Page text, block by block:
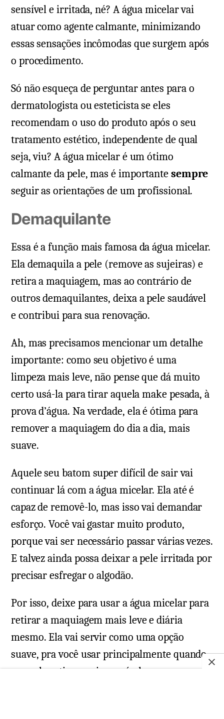
sensível e irritada, né? A água micelar vai
atuar como agente calmante, minimizando
essas sensações incômodas que surgem após
o procedimento.
Só não esqueça de perguntar antes para o
dermatologista ou esteticista se eles
recomendam o uso do produto após o seu
tratamento estético, independente de qual
seja, viu? A água micelar é um ótimo
calmante da pele, mas é importantesempre
seguir as orientações de um profissional.
Demaquilante
Essa é a função mais famosa da água micelar.
Ela demaquila a pele (remove as sujeiras) e
retira a maquiagem, mas ao contrário de
outros demaquilantes, deixa a pele saudável
e contribui para sua renovação.
Ah, mas precisamos mencionar um detalhe
importante: como seu objetivo é uma
limpeza mais leve, não pense que dá muito
certo usá-la para tirar aquela make pesada, à
prova d’água. Na verdade, ela é ótima para
remover a maquiagem do dia a dia, mais
suave.
Aquele seu batom super difícil de sair vai
continuar lá com a água micelar. Ela até é
capaz de removê-lo, mas isso vai demandar
esforço. Você vai gastar muito produto,
porque vai ser necessário passar várias vezes.
E talvez ainda possa deixar a pele irritada por
precisar esfregar o algodão.
Por isso, deixe para usar a água micelar para
retirar a maquiagem mais leve e diária
mesmo. Ela vai servir como uma opção
suave, pra você usar principalmente quando
sua pele estiver mais sensível.